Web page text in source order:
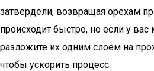
затвердели, возвращая орехам
происходит быстро, но если у
разложите их одним слоем на
чтобы ускорить процесс.